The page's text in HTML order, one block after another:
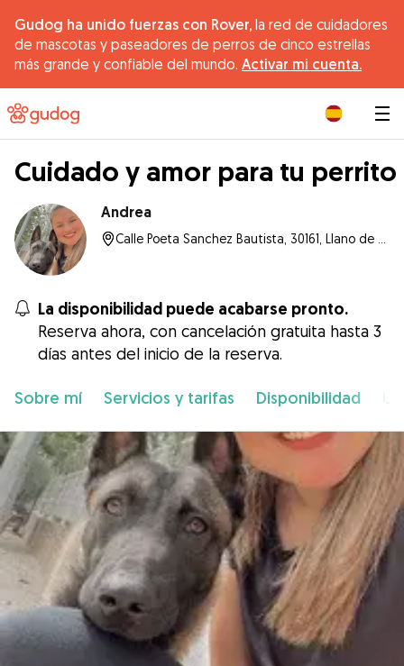
Gudog ha unido fuerzas con Rover, la red de cuidadores
de mascotas y paseadores de perros de cinco estrellas
más grande y confiable del mundo. Activar mi cuenta.
Cuidado y amor para tu perrito
Andrea
La disponibilidad puede acabarse pronto.
Reserva ahora, con cancelación gratuita hasta 3
días antes del inicio de la reserva.
Sobre mí Servicios y tarifas Disponibilidad